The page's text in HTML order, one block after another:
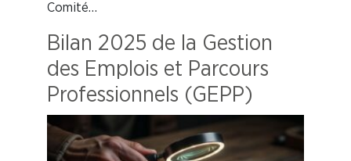
Comité…
Bilan 2025 de la Gestion
des Emplois et Parcours
Professionnels (GEPP)